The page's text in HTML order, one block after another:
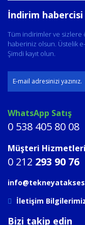
İndirim habercisi
Tüm indirimler ve sizlere
haberiniz olsun. Üstelik
Şimdi kayıt olun.
WhatsApp Satış
0 538 405 80 08
Müşteri Hizmetleri
0 212 293 90 76
İletişim
Bizi takip edin